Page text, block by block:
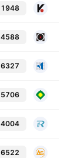
1948
4588
6327
5706
4004
6522